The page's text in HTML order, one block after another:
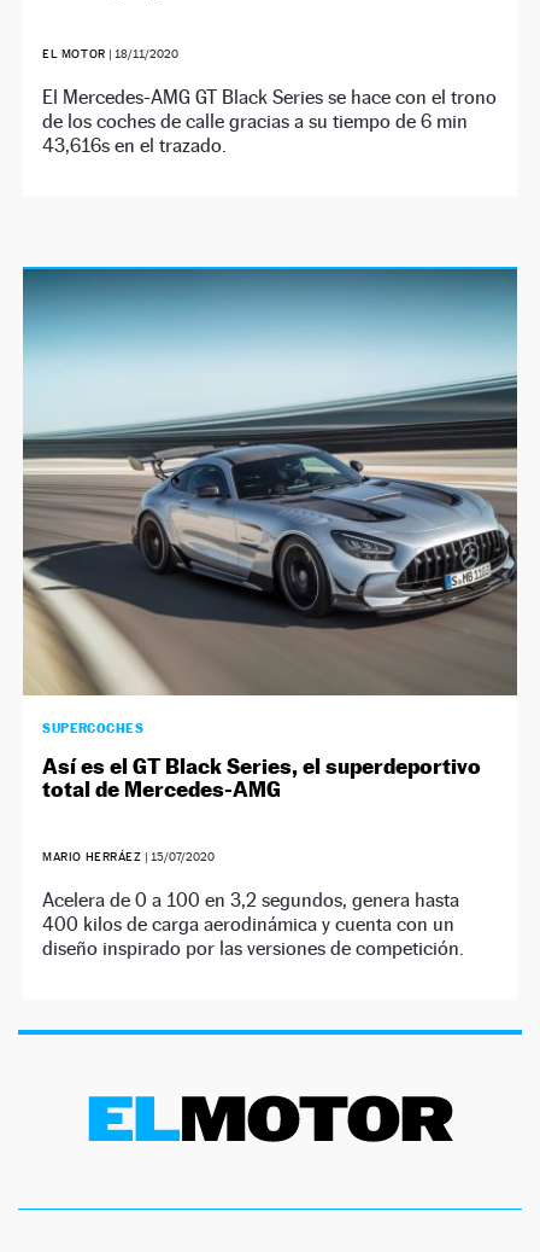
EL MOTOR | 18/11/2020
El Mercedes-AMG GT Black Series se hace con el trono
de los coches de calle gracias a su tiempo de 6 min
43,616s en el trazado.
SUPERCOCHES
Así es el GT Black Series, el superdeportivo
total de Mercedes-AMG
MARIO HERRÁEZ | 15/07/2020
Acelera de 0 a 100 en 3,2 segundos, genera hasta
400 kilos de carga aerodinámica y cuenta con un
diseño inspirado por las versiones de competición.